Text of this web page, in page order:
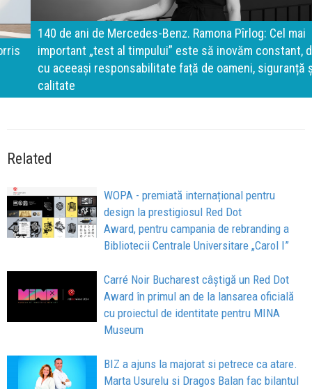
140 de ani de Mercedes-Benz. Ramona Pîrlog: Cel mai
important „test al timpului” este să inovăm constant, dar
cu aceeași responsabilitate față de oameni, siguranță și
calitate
Related
WOPA - premiată internațional pentru
design la prestigiosul Red Dot
Award, pentru campania de rebranding a
Bibliotecii Centrale Universitare „Carol I”
Carré Noir Bucharest câștigă un Red Dot
Award în primul an de la lansarea oficială
cu proiectul de identitate pentru MINA
Museum
BIZ a ajuns la majorat si petrece ca atare.
Marta Usurelu si Dragos Balan fac bilantul